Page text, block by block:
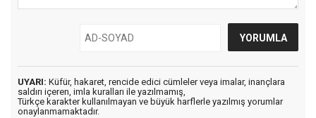
UYARI: Küfür, hakaret, rencide edici cümleler veya imalar, inançlara
saldırı içeren, imla kuralları ile yazılmamış,
Türkçe karakter kullanılmayan ve büyük harflerle yazılmış yorumlar
onaylanmamaktadır.